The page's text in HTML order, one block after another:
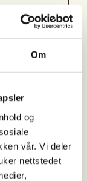
Om
og
vår. Vi deler
nettstedet
på
betjent
vi holder et